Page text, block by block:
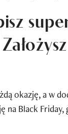
okazję, a w
na Black